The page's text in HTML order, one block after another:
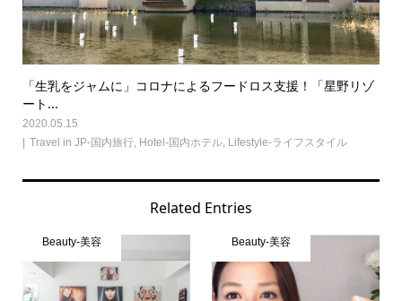
「生乳をジャムに」コロナによるフードロス支援！「星野リゾ
ート...
2020.05.15
Travel in JP-国内旅行, Hotel-国内ホテル, Lifestyle-ライフスタイル
Related Entries
Beauty-美容 Beauty-美容